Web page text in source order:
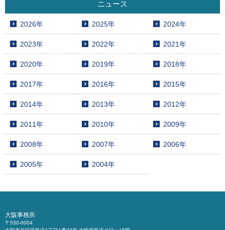
ニュース
2026年 2025年 2024年
2023年 2022年 2021年
2020年 2019年 2018年
2017年 2016年 2015年
2014年 2013年 2012年
2011年 2010年 2009年
2008年 2007年 2006年
2005年 2004年
大阪事務所
〒530-0004